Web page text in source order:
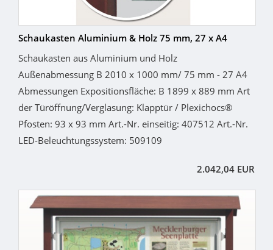
Schaukasten Aluminium & Holz 75 mm, 27 x A4
Schaukasten aus Aluminium und Holz
Außenabmessung B 2010 x 1000 mm/ 75 mm - 27 A4
Abmessungen Expositionsfläche: B 1899 x 889 mm Art
der Türöffnung/Verglasung: Klapptür / Plexichocs®
Pfosten: 93 x 93 mm Art.-Nr. einseitig: 407512 Art.-Nr.
LED-Beleuchtungssystem: 509109
2.042,04 EUR